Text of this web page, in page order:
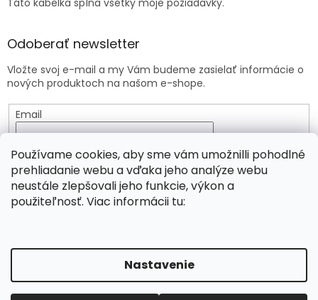
Používame cookies, aby sme vám umožnilli pohodlné
prehliadanie webu a vďaka jeho analýze webu
neustále zlepšovali jeho funkcie, výkon a
použiteľnosť. Viac informácii tu:
Nastavenie
Odoberať newsletter
Vložte svoj e-mail a my Vám budeme zasielať informácie o
nových produktoch na našom e-shope.
Email
osobných údajov
PRIHLÁSIŤ SA